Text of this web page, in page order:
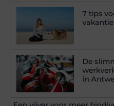
7 tips
De
in